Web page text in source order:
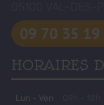
09 70 35 19
HORAIRES
Lun - Ven